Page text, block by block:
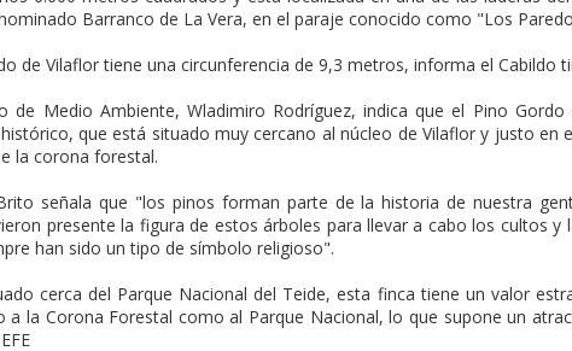
Barranco de La Vera, en el paraje conocido como "Los
de Vilaflor tiene una circunferencia de 9,3 metros, informa el Cabildo
de Medio Ambiente, Wladimiro Rodríguez, indica que el Pino
que está situado muy cercano al núcleo de Vilaflor y justo en
la corona forestal.
señala que "los pinos forman parte de la historia de nuestra
presente la figura de estos árboles para llevar a cabo los cultos y
han sido un tipo de símbolo religioso".
cerca del Parque Nacional del Teide, esta finca tiene un valor
a la Corona Forestal como al Parque Nacional, lo que supone un